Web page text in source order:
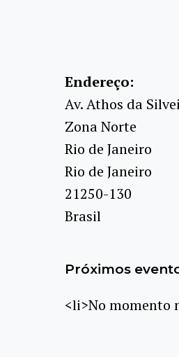
Endereço:
Av. Athos da
Zona Norte
Rio de Janeiro
Rio de Janeiro
21250-130
Brasil
Próximos
<li>No momento